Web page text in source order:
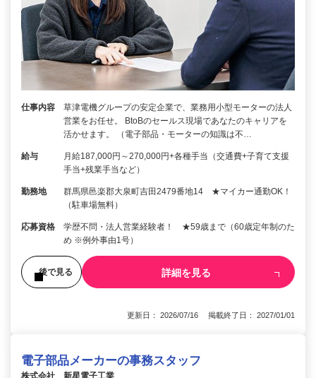
仕事内容
草津電機グループの安定企業で、業務用小型モーターの法人
営業をお任せ。 BtoBのセールス現場であなたのキャリアを
活かせます。 （電子部品・モーターの知識は不…
給与
月給187,000円～270,000円+各種手当（交通費+子育て支援
手当+残業手当など）
勤務地
群馬県邑楽郡大泉町吉田2479番地14 ★マイカー通勤OK！
（駐車場無料）
応募資格
学歴不問・法人営業経験者！ ★59歳まで（60歳定年制のた
め ※例外事由1号）
後で見る 詳細を見る
更新日： 2026/07/16 掲載終了日： 2027/01/01
電子部品メーカーの事務スタッフ